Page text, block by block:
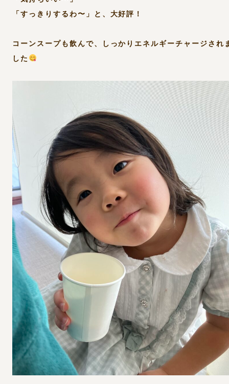
「すっきりするわ〜」と、大好評！
コーンスープも飲んで、しっかりエネルギーチャージされ
した